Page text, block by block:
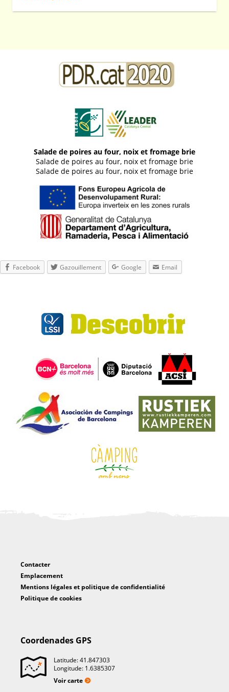
Salade de poires au four, noix et fromage brie
Salade de poires au four, noix et fromage brie
Salade de poires au four, noix et fromage brie
Facebook Gazouillement Google Email
Contacter
Emplacement
Mentions légales et politique de confidentialité
Politique de cookies
Coordenades GPS
Latitude: 41.847303
Longitude: 1.6385307
Voir carte